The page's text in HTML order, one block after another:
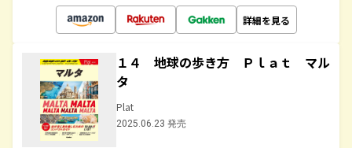
詳細を見る
１４ 地球の歩き方 Ｐｌａｔ マル
タ
Plat
2025.06.23 発売